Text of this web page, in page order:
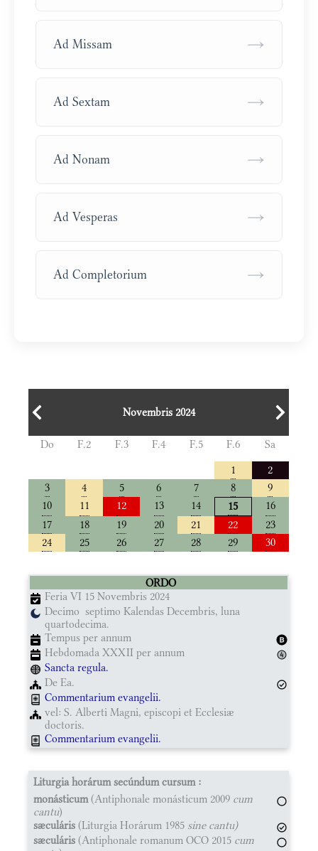
Ad Missam →
Ad Sextam →
Ad Nonam →
Ad Vesperas →
Ad Completorium →
Novembris 2024
Do F.2 F.3 F.4 F.5 F.6
Sa
1
2
3
4 5 6 7 8
9
10
11 12 13 14 15
16
17
18 19 20 21 22
23
24
25 26 27 28 29 30
ORDO
Feria VI 15 Novembris 2024
Decimo septimo Kalendas Decembris, luna
quartodecima.
Tempus per annum
Hebdomada XXXII per annum
Sancta regula.
De Ea.
Commentarium evangelii.
vel: S. Alberti Magni, episcopi et Ecclesiæ
doctoris.
Commentarium evangelii.
Liturgia horárum secúndum cursum :
monásticum(Antiphonale monásticum 2009 cum
cantu)
sæculáris (Liturgia Horárum 1985 sine cantu)
sæculáris (Antiphonale romanum OCO 2015 cum